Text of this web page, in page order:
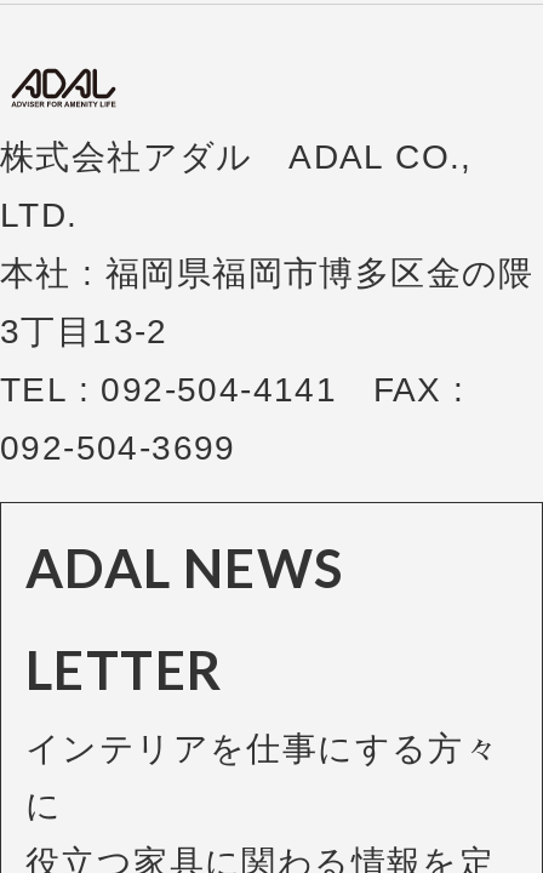
株式会社アダル ADAL CO.,
LTD.
本社 : 福岡県福岡市博多区金の隈
3丁目13-2
TEL : 092-504-4141 FAX :
092-504-3699
ADAL NEWS
LETTER
インテリアを仕事にする方々
に
役立つ家具に関わる情報を定